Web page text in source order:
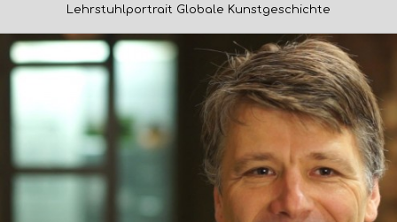
Lehrstuhlportrait Globale Kunstgeschichte